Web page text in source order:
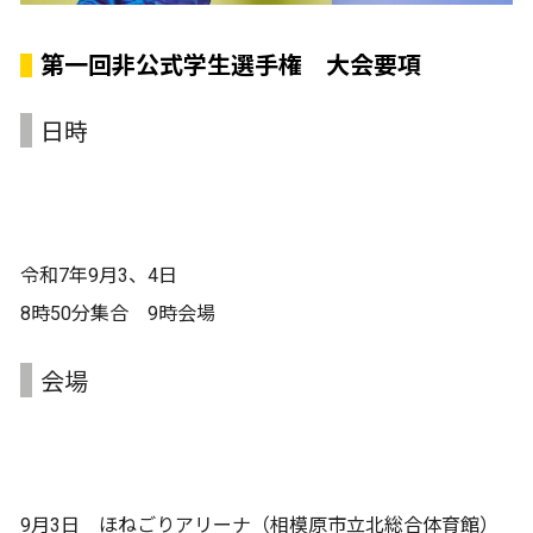
第一回非公式学生選手権 大会要項
日時
令和7年9月3、4日
8時50分集合 9時会場
会場
9月3日 ほねごりアリーナ（相模原市立北総合体育館）